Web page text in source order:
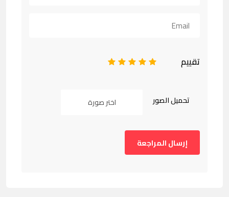
تقييم 5
4
3
2
تحميل الصور اختر صورة